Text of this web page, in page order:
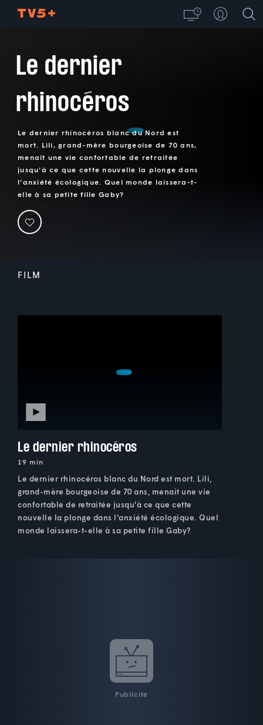
Le dernier
rhinocéros
Le dernier rhinocéros blanc du Nord est
mort. Lili, grand-mère bourgeoise de 70 ans,
menait une vie confortable de retraitée
jusqu'à ce que cette nouvelle la plonge dans
l'anxiété écologique. Quel monde laissera-t-
elle à sa petite fille Gaby?
FILM
Le dernier rhinocéros
19 min
Le dernier rhinocéros blanc du Nord est mort. Lili,
grand-mère bourgeoise de 70 ans, menait une vie
confortable de retraitée jusqu'à ce que cette
nouvelle la plonge dans l'anxiété écologique. Quel
monde laissera-t-elle à sa petite fille Gaby?
Publicité